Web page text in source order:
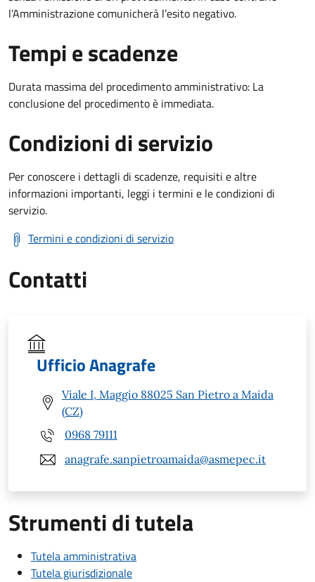
l’Amministrazione comunicherà l’esito negativo.
Tempi e scadenze
Durata massima del procedimento amministrativo: La
conclusione del procedimento è immediata.
Condizioni di servizio
Per conoscere i dettagli di scadenze, requisiti e altre
informazioni importanti, leggi i termini e le condizioni di
servizio.
Termini e condizioni di servizio
Contatti
Ufficio Anagrafe
Viale I, Maggio 88025 San Pietro a Maida
(CZ)
0968 79111
anagrafe.sanpietroamaida@asmepec.it
Strumenti di tutela
Tutela amministrativa
Tutela giurisdizionale